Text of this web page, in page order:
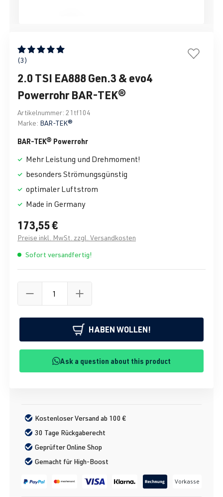
Durchschnittliche Bewertung von 5 von 5 Sternen
(3)
2.0 TSI EA888 Gen.3 & evo4
Powerrohr BAR-TEK®
Artikelnummer: 21tf104
Marke: BAR-TEK®
BAR-TEK® Powerrohr
Mehr Leistung und Drehmoment!
besonders Strömungsgünstig
optimaler Luftstrom
Made in Germany
173,55 €
Preise inkl. MwSt. zzgl. Versandkosten
Sofort versandfertig!
HABEN WOLLEN!
Ask a question about this product
Kostenloser Versand ab 100 €
30 Tage Rückgaberecht
Geprüfter Online Shop
Gemacht für High-Boost
Vorkasse